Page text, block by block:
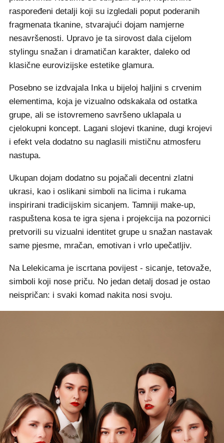
raspoređeni detalji koji su izgledali poput poderanih
fragmenata tkanine, stvarajući dojam namjerne
nesavršenosti. Upravo je ta sirovost dala cijelom
stylingu snažan i dramatičan karakter, daleko od
klasične eurovizijske estetike glamura.
Posebno se izdvajala Inka u bijeloj haljini s crvenim
elementima, koja je vizualno odskakala od ostatka
grupe, ali se istovremeno savršeno uklapala u
cjelokupni koncept. Lagani slojevi tkanine, dugi krojevi
i efekt vela dodatno su naglasili mističnu atmosferu
nastupa.
Ukupan dojam dodatno su pojačali decentni zlatni
ukrasi, kao i oslikani simboli na licima i rukama
inspirirani tradicijskim sicanjem. Tamniji make-up,
raspuštena kosa te igra sjena i projekcija na pozornici
pretvorili su vizualni identitet grupe u snažan nastavak
same pjesme, mračan, emotivan i vrlo upečatljiv.
Na Lelekicama je iscrtana povijest - sicanje, tetovaže,
simboli koji nose priču. No jedan detalj dosad je ostao
neispričan: i svaki komad nakita nosi svoju.